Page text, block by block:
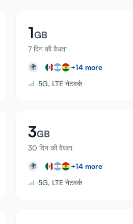
1GB
7 दिन की वैधता
🌍 +14 more
5G, LTE नेटवर्क
3GB
30 दिन की वैधता
🌍 +14 more
5G, LTE नेटवर्क